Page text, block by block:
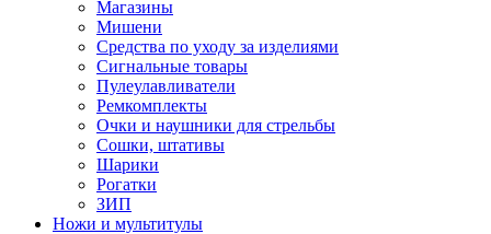
Магазины
Мишени
Средства по уходу за изделиями
Сигнальные товары
Пулеулавливатели
Ремкомплекты
Очки и наушники для стрельбы
Сошки, штативы
Шарики
Рогатки
ЗИП
Ножи и мультитулы